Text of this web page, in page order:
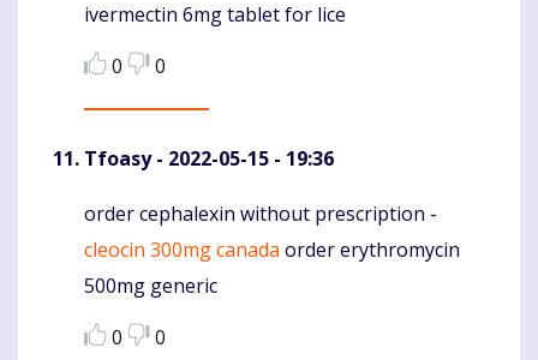
ivermectin 6mg tablet for lice
0
0
Tfoasy- 2022-05-15 - 19:36
Komentaras
order cephalexin without prescription -
cleocin 300mg canada order erythromycin
500mg generic
0
0